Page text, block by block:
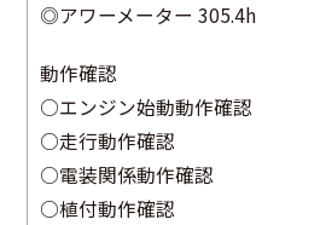
◎アワーメーター 305.4h
動作確認
○エンジン始動動作確認
○走行動作確認
○電装関係動作確認
○植付動作確認